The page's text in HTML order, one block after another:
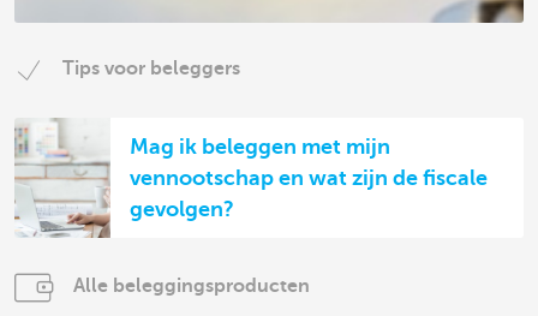
Tips voor beleggers
Mag ik beleggen met mijn
vennootschap en wat zijn de fiscale
gevolgen?
Alle beleggingsproducten